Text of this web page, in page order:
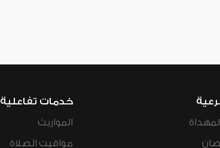
خدمات تفاعلية
المواريث
مواقيت الصلاة